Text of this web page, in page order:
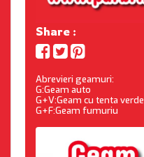
Share :
Abrevieri geamuri:
G:Geam auto
G+V:Geam cu tenta verde
G+F:Geam fumuriu